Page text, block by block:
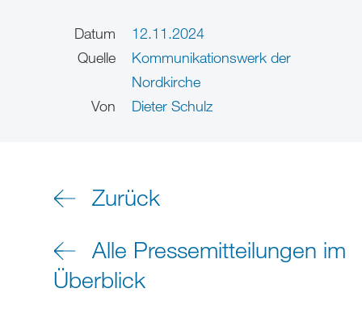
Datum
12.11.2024
Quelle
Kommunikationswerk der
Nordkirche
Von
Dieter Schulz
Zurück
Alle Pressemitteilungen im
Überblick